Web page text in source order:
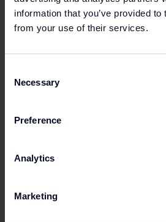
information that you’ve provided
from your use of their services.
Selection
Necessary
Preference
Analytics
Marketing
PARKOVÁNÍ & DOPRAVA